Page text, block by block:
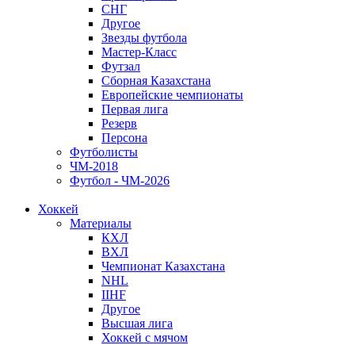
СНГ
Другое
Звезды футбола
Мастер-Класс
Футзал
Сборная Казахстана
Европейские чемпионаты
Первая лига
Резерв
Персона
Футболисты
ЧМ-2018
Футбол - ЧМ-2026
Хоккей
Материалы
КХЛ
ВХЛ
Чемпионат Казахстана
NHL
IIHF
Другое
Высшая лига
Хоккей с мячом